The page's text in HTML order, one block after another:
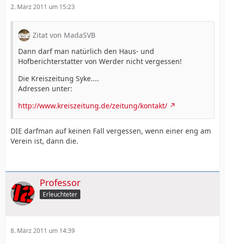
2. März 2011 um 15:23
Zitat von MadaSVB
Dann darf man natürlich den Haus- und
Hofberichterstatter von Werder nicht vergessen!
Die Kreiszeitung Syke....
Adressen unter:
http://www.kreiszeitung.de/zeitung/kontakt/
DIE darfman auf keinen Fall vergessen, wenn einer eng am
Verein ist, dann die.
Professor
Erleuchteter
8. März 2011 um 14:39